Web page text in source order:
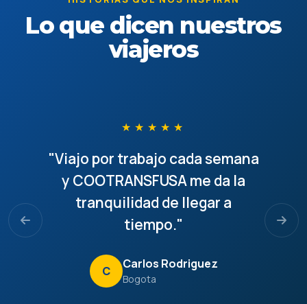
Lo que dicen nuestros
viajeros
★★★★★
"Viajo por trabajo cada semana
y COOTRANSFUSA me da la
tranquilidad de llegar a
tiempo."
C Carlos Rodriguez
Bogota
Anterior